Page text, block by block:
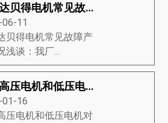
茵梦达贝得电机常见故障产生状况浅谈
11
贝得电机常见故障产
浅谈：我厂...
贝得高压电机和低压电机对比有什么优点和缺点？
16
压电机和低压电机对